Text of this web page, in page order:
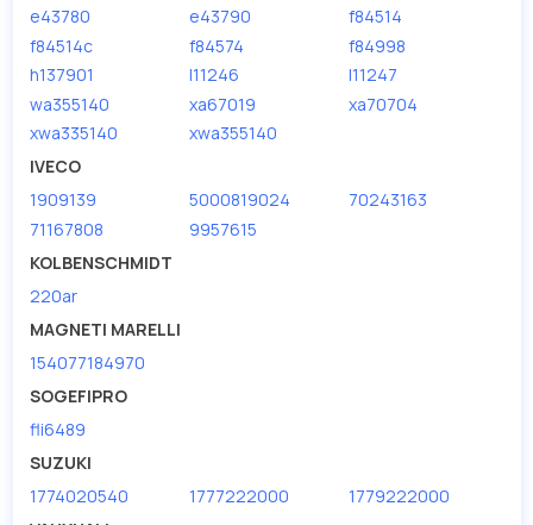
e43780
e43790
f84514
f84514c
f84574
f84998
h137901
l11246
l11247
wa355140
xa67019
xa70704
xwa335140
xwa355140
IVECO
1909139
5000819024
70243163
71167808
9957615
KOLBENSCHMIDT
220ar
MAGNETI MARELLI
154077184970
SOGEFIPRO
fli6489
SUZUKI
1774020540
1777222000
1779222000